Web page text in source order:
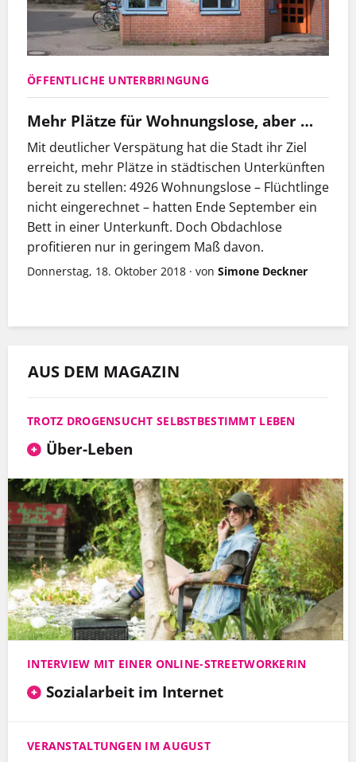
ÖFFENTLICHE UNTERBRINGUNG
Mehr Plätze für Wohnungslose, aber …
Mit deutlicher Verspätung hat die Stadt ihr Ziel
erreicht, mehr Plätze in städtischen Unterkünften
bereit zu stellen: 4926 Wohnungslose – Flüchtlinge
nicht eingerechnet – hatten Ende September ein
Bett in einer Unterkunft. Doch Obdachlose
profitieren nur in geringem Maß davon.
Donnerstag, 18. Oktober 2018 · von Simone Deckner
AUS DEM MAGAZIN
TROTZ DROGENSUCHT SELBSTBESTIMMT LEBEN
Über-Leben
INTERVIEW MIT EINER ONLINE-STREETWORKERIN
Sozialarbeit im Internet
VERANSTALTUNGEN IM AUGUST